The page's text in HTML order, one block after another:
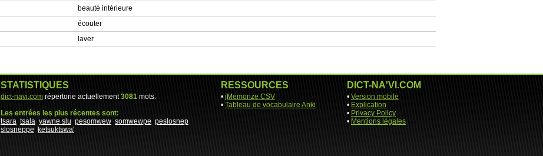
beauté intérieure
écouter
laver
STATISTIQUES
dict-navi.com répertorie actuellement3081 mots.
Les entrées les plus récentes sont:
tsara tsala yawne slu pesomwew somwewpe peslosnep
slosneppe
ketsuktswa'
RESSOURCES
• jMemorize CSV
• Tableau de vocabulaire Anki
DICT-NA'VI.COM
• Version mobile
• Explication
• Privacy Policy
• Mentions légales